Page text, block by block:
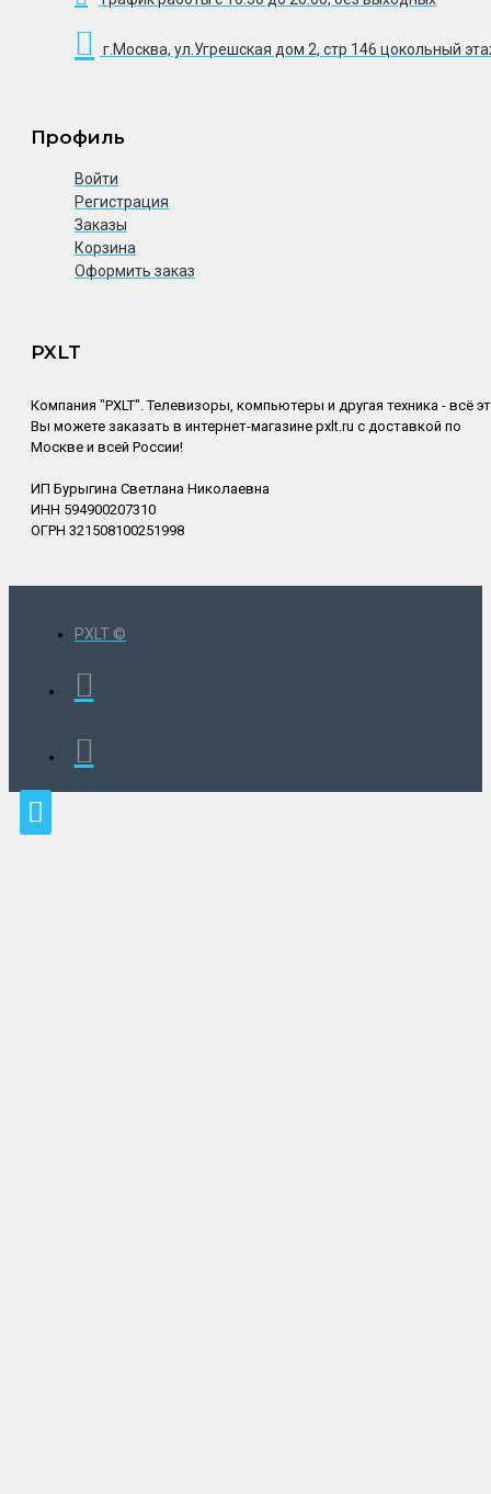
г.Москва, ул.Угрешская дом 2, стр 146 цокольный
Профиль
Войти
Регистрация
Заказы
Корзина
Оформить заказ
PXLT
Компания "PXLT". Телевизоры, компьютеры и другая техника - всё
Вы можете заказать в интернет-магазине pxlt.ru с доставкой по
Москве и всей России!
ИП Бурыгина Светлана Николаевна
ИНН 594900207310
ОГРН 321508100251998
PXLT ©